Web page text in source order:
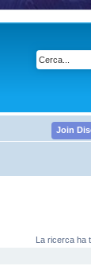
Join
La ricerca ha